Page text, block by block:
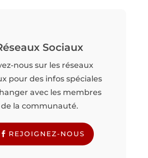
Sociaux
nous sur les réseaux
pour des infos spéciales
avec les membres
de la communauté.
REJOIGNEZ-NOUS